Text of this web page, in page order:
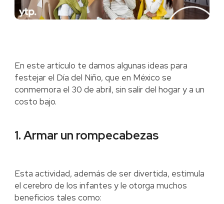
En este artículo te damos algunas ideas para
festejar el Día del Niño, que en México se
conmemora el 30 de abril, sin salir del hogar y a un
costo bajo.
1. Armar un rompecabezas
Esta actividad, además de ser divertida, estimula
el cerebro de los infantes y le otorga muchos
beneficios tales como: